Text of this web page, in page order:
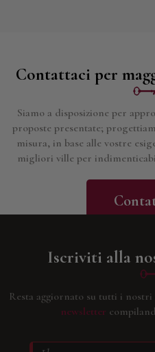
Contattaci per
Siamo a disposizione per
proposte presentate;
misura, in base alle vostre
migliori ville per
Iscriviti alla
Resta aggiornato su tutti i nostri
newsletter